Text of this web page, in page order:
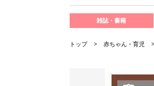
雑誌・書籍
トップ 赤ちゃん・育児